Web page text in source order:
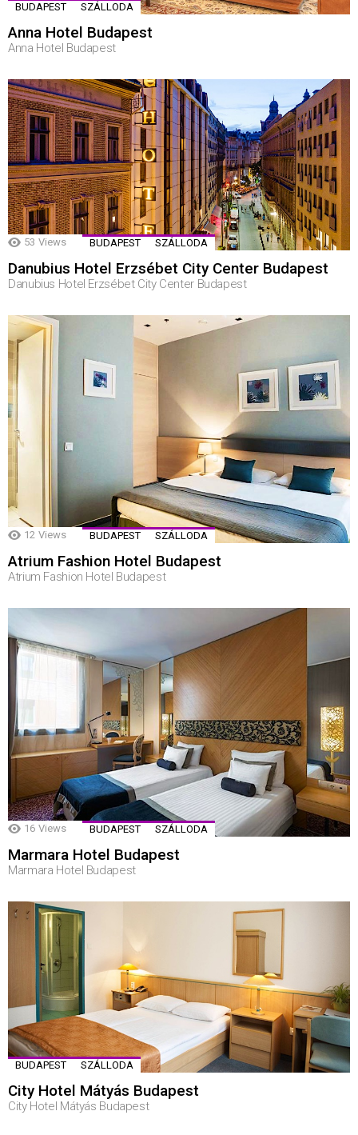
BUDAPEST SZÁLLODA
Anna Hotel Budapest
Anna Hotel Budapest
53 Views BUDAPEST SZÁLLODA
Danubius Hotel Erzsébet City Center Budapest
Danubius Hotel Erzsébet City Center Budapest
12 Views BUDAPEST SZÁLLODA
Atrium Fashion Hotel Budapest
Atrium Fashion Hotel Budapest
16 Views BUDAPEST SZÁLLODA
Marmara Hotel Budapest
Marmara Hotel Budapest
BUDAPEST SZÁLLODA
City Hotel Mátyás Budapest
City Hotel Mátyás Budapest